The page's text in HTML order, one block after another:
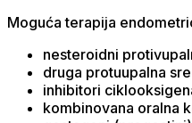
Moguća terapija
nesteroidni
druga protuupalna
inhibitori
kombinovana oralna